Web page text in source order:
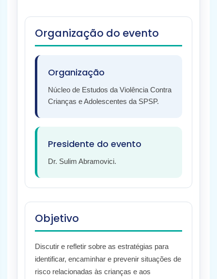
Organização do evento
Organização
Núcleo de Estudos da Violência Contra
Crianças e Adolescentes da SPSP.
Presidente do evento
Dr. Sulim Abramovici.
Objetivo
Discutir e refletir sobre as estratégias para
identificar, encaminhar e prevenir situações de
risco relacionadas às crianças e aos